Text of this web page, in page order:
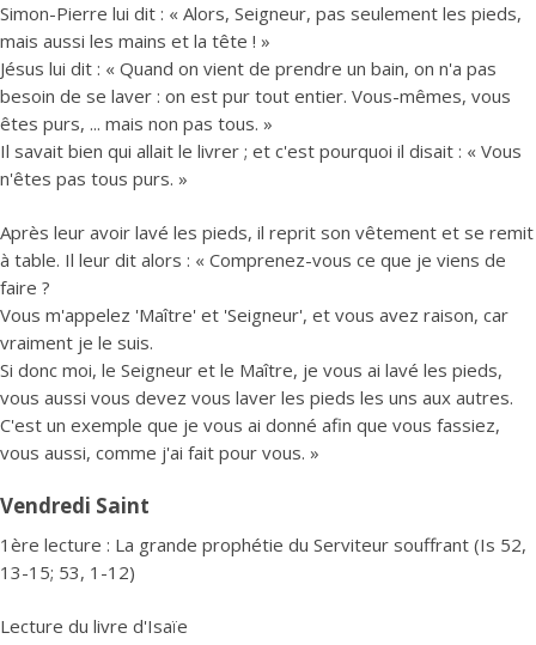
Simon-Pierre lui dit : « Alors, Seigneur, pas seulement les pieds,
mais aussi les mains et la tête ! »
Jésus lui dit : « Quand on vient de prendre un bain, on n'a pas
besoin de se laver : on est pur tout entier. Vous-mêmes, vous
êtes purs, ... mais non pas tous. »
Il savait bien qui allait le livrer ; et c'est pourquoi il disait : « Vous
n'êtes pas tous purs. »
Après leur avoir lavé les pieds, il reprit son vêtement et se remit
à table. Il leur dit alors : « Comprenez-vous ce que je viens de
faire ?
Vous m'appelez 'Maître' et 'Seigneur', et vous avez raison, car
vraiment je le suis.
Si donc moi, le Seigneur et le Maître, je vous ai lavé les pieds,
vous aussi vous devez vous laver les pieds les uns aux autres.
C'est un exemple que je vous ai donné afin que vous fassiez,
vous aussi, comme j'ai fait pour vous. »
Vendredi Saint
1ère lecture : La grande prophétie du Serviteur souffrant (Is 52,
13-15; 53, 1-12)
Lecture du livre d'Isaïe